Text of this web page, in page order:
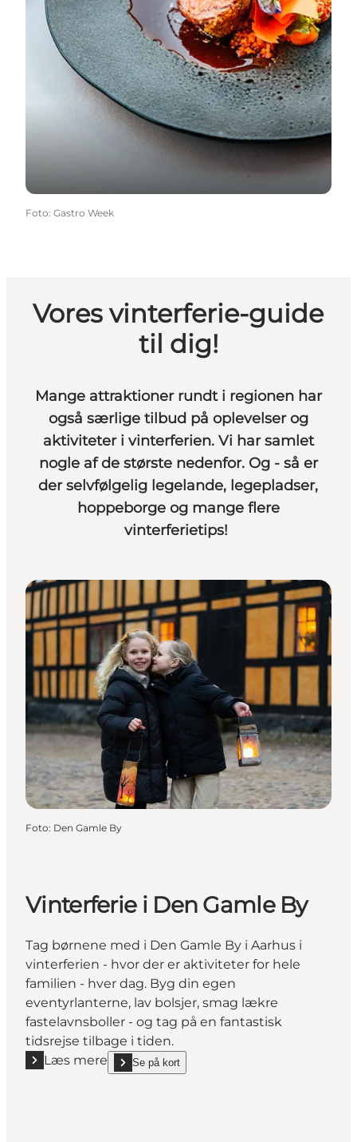
Foto: Gastro Week
Vores vinterferie-guide
til dig!
Mange attraktioner rundt i regionen har
også særlige tilbud på oplevelser og
aktiviteter i vinterferien. Vi har samlet
nogle af de største nedenfor. Og - så er
der selvfølgelig legelande, legepladser,
hoppeborge og mange flere
vinterferietips!
Foto: Den Gamle By
Vinterferie i Den Gamle By
Tag børnene med i Den Gamle By i Aarhus i
vinterferien - hvor der er aktiviteter for hele
familien - hver dag. Byg din egen
eventyrlanterne, lav bolsjer, smag lækre
fastelavnsboller - og tag på en fantastisk
tidsrejse tilbage i tiden.
Læs mere
Læs mere "Vinterferie i Den Gamle By"
Se på kort
show Vinterferie i Den Gamle By on_map